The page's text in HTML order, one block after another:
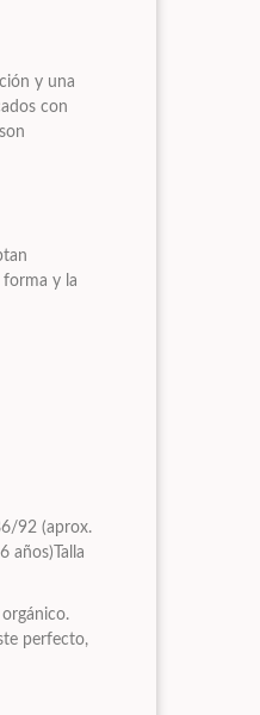
y una
con
y la
92 (aprox.
años)Talla
perfecto,